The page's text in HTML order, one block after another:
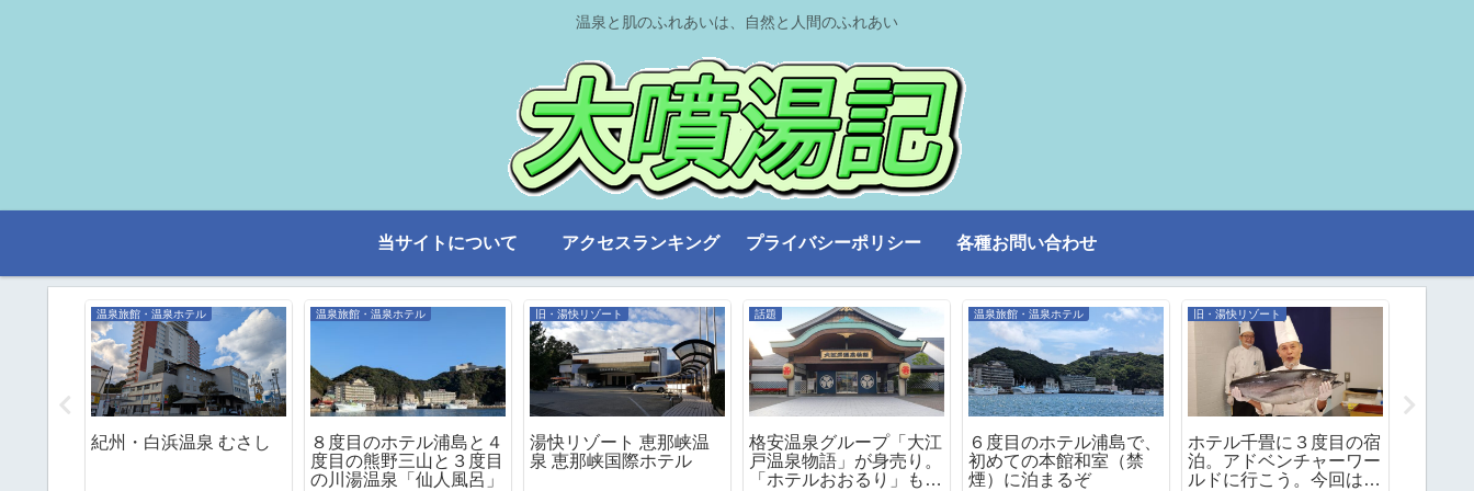
温泉と肌のふれあいは、自然と人間のふれあい
当サイトについて アクセスランキング プライバシーポリシー 各種お問い合わせ
温泉旅館・温泉ホテル
紀州・白浜温泉 むさし
温泉旅館・温泉ホテル
８度目のホテル浦島と４
度目の熊野三山と３度目
の川湯温泉「仙人風呂」
旧・湯快リゾート
湯快リゾート 恵那峡温
泉 恵那峡国際ホテル
話題
格安温泉グループ「大江
戸温泉物語」が身売り。
「ホテルおおるり」もた
温泉旅館・温泉ホテル
６度目のホテル浦島で、
初めての本館和室（禁
煙）に泊まるぞ
旧・湯快リゾート
ホテル千畳に３度目の宿
泊。アドベンチャーワー
ルドに行こう。今回はケ